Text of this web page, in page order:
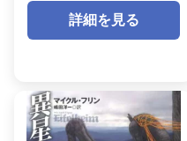
詳細を見る